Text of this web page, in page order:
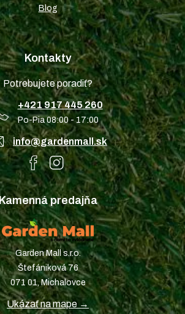
Blog
Kontakty
Potrebujete poradiť?
+421 917 445 260
Po-Pia 08:00 - 17:00
info@gardenmall.sk
Kamenná predajňa
Garden Mall s.r.o.
Štefániková 76
071 01, Michalovce
Ukázať na mape →